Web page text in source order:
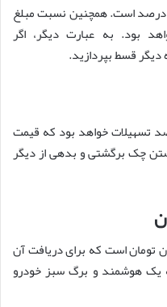
و کارمزد وام 200 میلیون تومانی 2 درصد است. همچنین نسبت مبلغ
100 درصد خواهد بود. به عبارت دیگر، اگر
این بانک به اندازه 120 درصد تسهیلات خواهد بود که قیمت
چک برگشتی و بدهی از دیگر
به اندازه 10 تا 300 میلیون تومان است که برای دریافت آن
یک هوشمند و برگ سبز خودرو